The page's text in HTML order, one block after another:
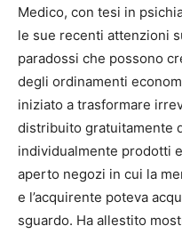
Medico, con tesi in
le sue recenti attenzioni
paradossi che possono
degli ordinamenti
iniziato a trasformare
distribuito gratuitamente
individualmente prodotti
aperto negozi in cui la
e l’acquirente poteva
sguardo. Ha allestito